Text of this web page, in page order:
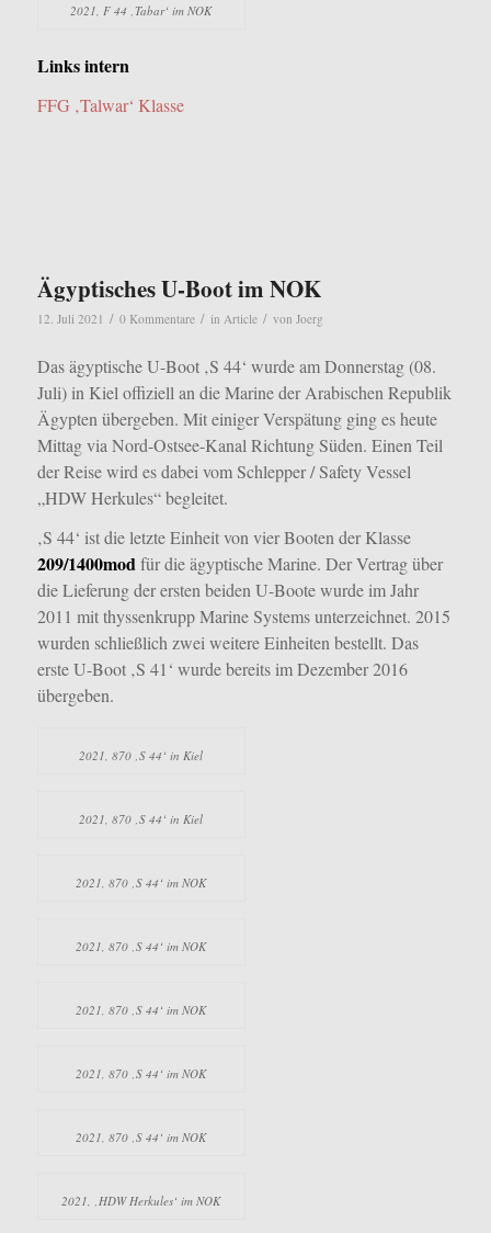
2021, F 44 ‚Tabar‘ im NOK
Links intern
FFG ‚Talwar‘ Klasse
Ägyptisches U-Boot im NOK
12. Juli 2021 / 0 Kommentare / in Article / von Joerg
Das ägyptische U-Boot ‚S 44‘ wurde am Donnerstag (08.
Juli) in Kiel offiziell an die Marine der Arabischen Republik
Ägypten übergeben. Mit einiger Verspätung ging es heute
Mittag via Nord-Ostsee-Kanal Richtung Süden. Einen Teil
der Reise wird es dabei vom Schlepper / Safety Vessel
„HDW Herkules“ begleitet.
‚S 44‘ ist die letzte Einheit von vier Booten der Klasse
209/1400mod für die ägyptische Marine. Der Vertrag über
die Lieferung der ersten beiden U-Boote wurde im Jahr
2011 mit thyssenkrupp Marine Systems unterzeichnet. 2015
wurden schließlich zwei weitere Einheiten bestellt. Das
erste U-Boot ‚S 41‘ wurde bereits im Dezember 2016
übergeben.
2021, 870 ‚S 44‘ in Kiel
2021, 870 ‚S 44‘ in Kiel
2021, 870 ‚S 44‘ im NOK
2021, 870 ‚S 44‘ im NOK
2021, 870 ‚S 44‘ im NOK
2021, 870 ‚S 44‘ im NOK
2021, 870 ‚S 44‘ im NOK
2021, ‚HDW Herkules‘ im NOK